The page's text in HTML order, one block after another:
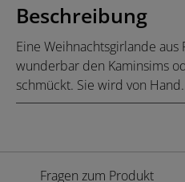
Beschreibung
Eine Weihnachtsgirlande aus
wunderbar den Kaminsims
schmückt. Sie wird von
Fragen zum Produkt